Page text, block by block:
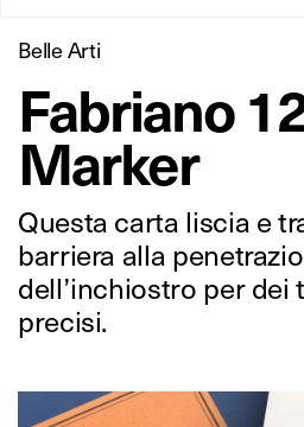
Belle Arti
Fabriano
Marker
Questa carta liscia e
barriera alla
dell’inchiostro per dei
precisi.